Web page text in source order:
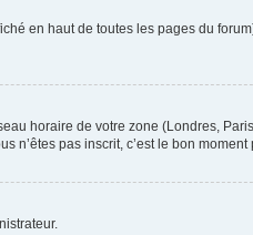
en haut de toutes les pages du
horaire de votre zone (Londres,
n’êtes pas inscrit, c’est le bon moment